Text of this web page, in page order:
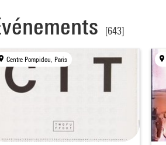
[643]
Centre Pompidou, Paris